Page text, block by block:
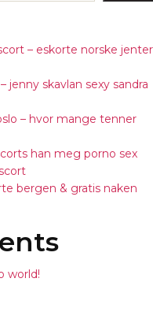
– eskorte norske jenter
jenny skavlan sexy sandra
– hvor mange tenner
han meg porno sex
bergen & gratis naken
world!